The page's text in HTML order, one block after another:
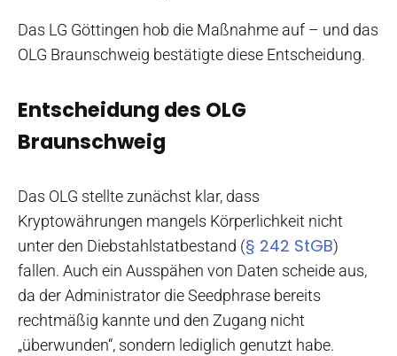
Das LG Göttingen hob die Maßnahme auf – und das
OLG Braunschweig bestätigte diese Entscheidung.
Entscheidung des OLG
Braunschweig
Das OLG stellte zunächst klar, dass
Kryptowährungen mangels Körperlichkeit nicht
unter den Diebstahlstatbestand (§ 242 StGB)
fallen. Auch ein Ausspähen von Daten scheide aus,
da der Administrator die Seedphrase bereits
rechtmäßig kannte und den Zugang nicht
„überwunden“, sondern lediglich genutzt habe.